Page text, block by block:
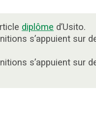
diplôme d’Usito.
s’appuient sur
s’appuient sur